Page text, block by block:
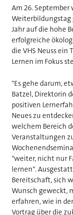
Am 26.
Weiterbildungstag
Jahr auf die hohe
erfolgreiche
die VHS Neuss ein
Lernen im Fokus
"Es gehe darum,
Batzel, Direktorin
positiven
Neues zu
welchem Bereich
Veranstaltungen
"weiter, nicht nur
lernen".
Bereitschaft, sich
Wunsch geweckt,
erfahren, wie in
Vortrag über die